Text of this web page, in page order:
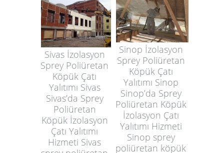
Sivas İzolasyon
Sprey Poliüretan
Köpük Çatı
Yalıtımı Sivas
Sivas’da Sprey
Poliüretan
Köpük İzolasyon
Çatı Yalıtımı
Hizmeti Sivas
Sinop İzolasyon
Sprey Poliüretan
Köpük Çatı
Yalıtımı Sinop
Sinop’da Sprey
Poliüretan Köpük
İzolasyon Çatı
Yalıtımı Hizmeti
Sinop sprey
poliüretan köpük